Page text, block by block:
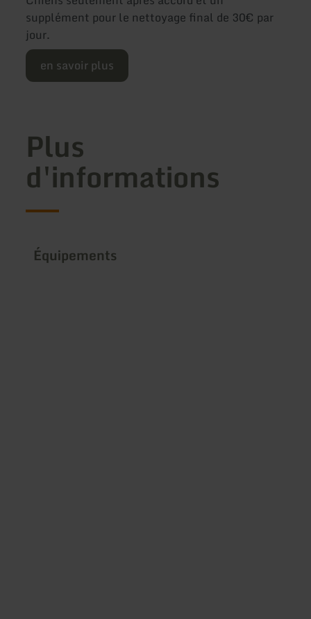
supplément pour le nettoyage final de 30€ par
jour.
en savoir plus
Plus
d'informations
Équipements